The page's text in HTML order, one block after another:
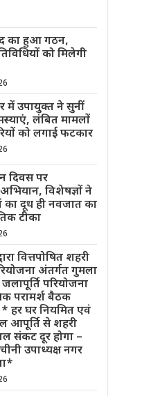
का हुआ गठन,
को मिलेगी
में उपायुक्त ने सुनीं
लंबित मामलों
को लगाई फटकार
दिवस पर
विशेषज्ञों ने
का दूध ही नवजात का
टीका
वित्तपोषित शहरी
अंतर्गत गुमला
परियोजना
परामर्श बैठक
हर घर नियमित एवं
आपूर्ति से शहरी
संकट दूर होगा –
उपाध्यक्ष नगर